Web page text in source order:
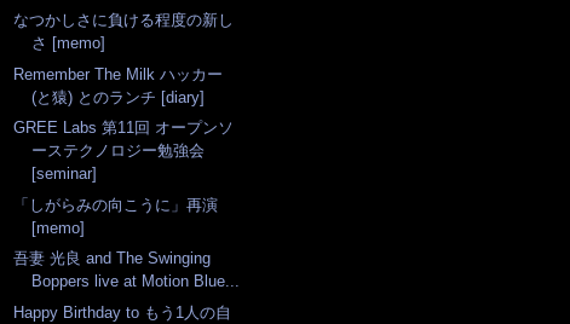
なつかしさに負ける程度の新し
さ [memo]
Remember The Milk ハッカー
(と猿) とのランチ [diary]
GREE Labs 第11回 オープンソ
ーステクノロジー勉強会
[seminar]
「しがらみの向こうに」再演
[memo]
吾妻 光良 and The Swinging
Boppers live at Motion Blue...
Happy Birthday to もう1人の自